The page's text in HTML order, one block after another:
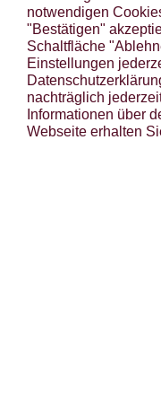
TIERGESTÜTZTE
EINBLICKE
KONTAKT
LINKS
BRIARDS & GOS
DER FRECHEN
notwendigen
"Bestätigen"
Schaltfläche
Einstellungen
nachträglich
Informationen über
Webseite erhalten